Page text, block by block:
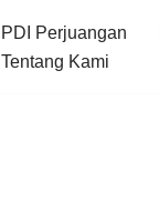
PDI Perjuangan
Tentang Kami